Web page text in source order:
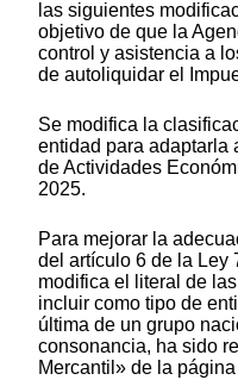
las siguientes
objetivo de que la
control y asistencia a
de autoliquidar el
Se modifica la
entidad para adaptarla
de Actividades
2025.
Para mejorar la
del artículo 6 de la Ley
modifica el literal de
incluir como tipo de
última de un grupo
consonancia, ha sido
Mercantil» de la